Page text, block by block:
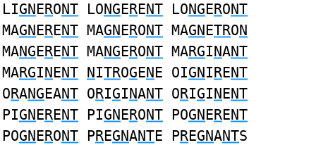
LIGNERONT LONGERENT LONGERONT
MAGNERENT MAGNERONT MAGNETRON
MANGERENT MANGERONT MARGINANT
MARGINENT NITROGENE OIGNIRENT
ORANGEANT ORIGINANT ORIGINENT
PIGNERENT PIGNERONT POGNERENT
POGNERONT PREGNANTE PREGNANTS